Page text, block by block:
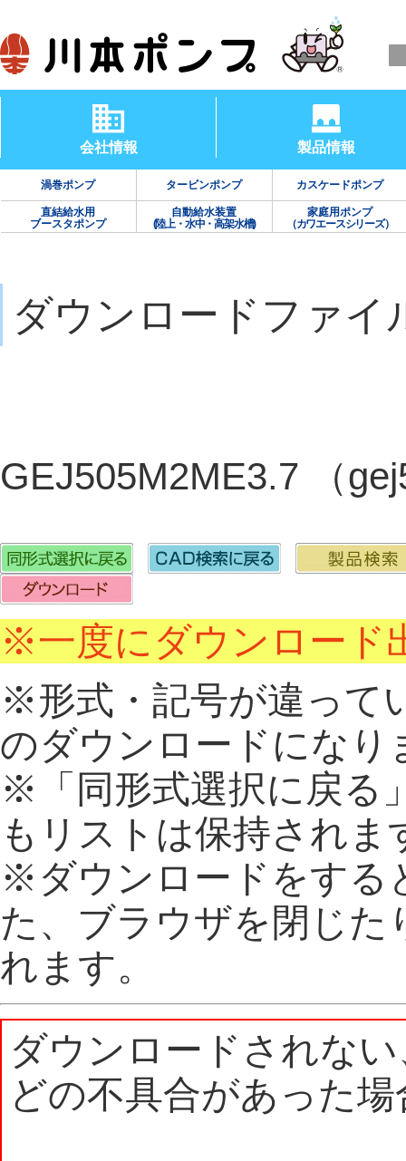
会社情報 製品情報
渦巻ポンプ タービンポンプ カスケードポンプ
直結給水用
ブースタポンプ
自動給水装置
(陸上・水中・高架水槽)
家庭用ポンプ
（カワエースシリーズ）
ダウンロードファイ
GEJ505M2ME3.7 （
※一度にダウンロード
※形式・記号が違って
のダウンロードになり
※「同形式選択に戻る
もリストは保持されま
※ダウンロードをする
た、ブラウザを閉じた
れます。
ダウンロードされな
どの不具合があった